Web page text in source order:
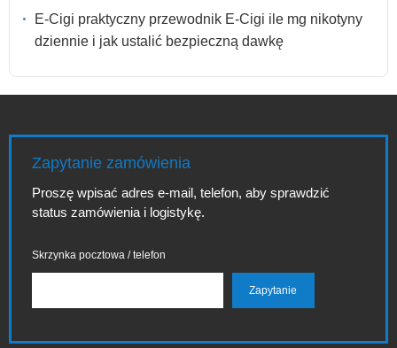
E-Cigi praktyczny przewodnik E-Cigi ile mg nikotyny
dziennie i jak ustalić bezpieczną dawkę
Zapytanie zamówienia
Proszę wpisać adres e-mail, telefon, aby sprawdzić
status zamówienia i logistykę.
Skrzynka pocztowa / telefon